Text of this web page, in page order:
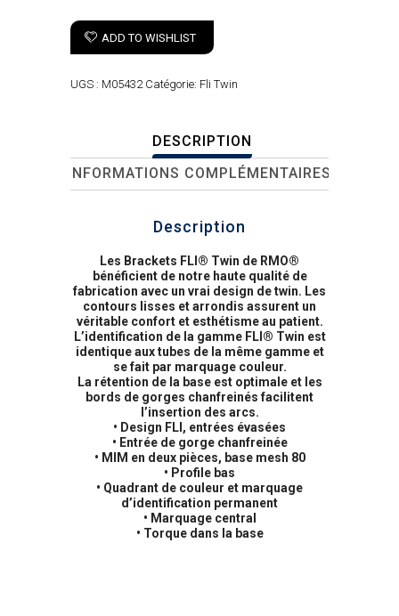
ADD TO WISHLIST
UGS : M05432 Catégorie: Fli Twin
DESCRIPTION
INFORMATIONS COMPLÉMENTAIRES
Description
Les Brackets FLI® Twin de RMO®
bénéficient de notre haute qualité de
fabrication avec un vrai design de twin. Les
contours lisses et arrondis assurent un
véritable confort et esthétisme au patient.
L’identification de la gamme FLI® Twin est
identique aux tubes de la même gamme et
se fait par marquage couleur.
La rétention de la base est optimale et les
bords de gorges chanfreinés facilitent
l’insertion des arcs.
• Design FLI, entrées évasées
• Entrée de gorge chanfreinée
• MIM en deux pièces, base mesh 80
• Profile bas
• Quadrant de couleur et marquage
d’identification permanent
• Marquage central
• Torque dans la base